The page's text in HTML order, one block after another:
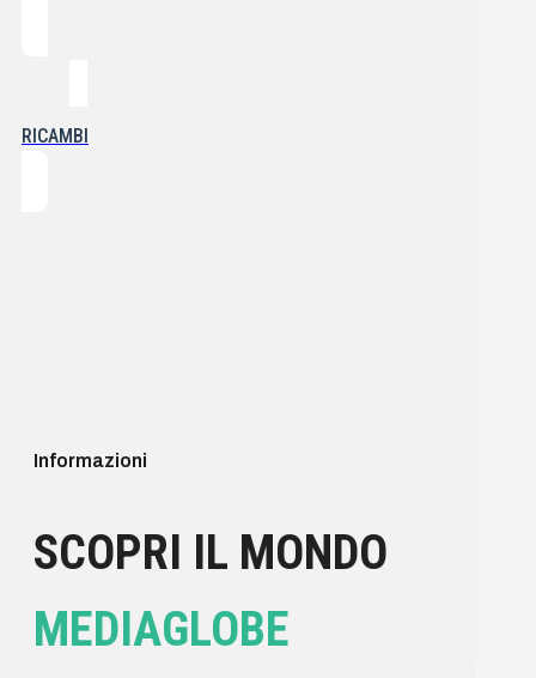
RICAMBI
Informazioni
SCOPRI IL MONDO
MEDIAGLOBE